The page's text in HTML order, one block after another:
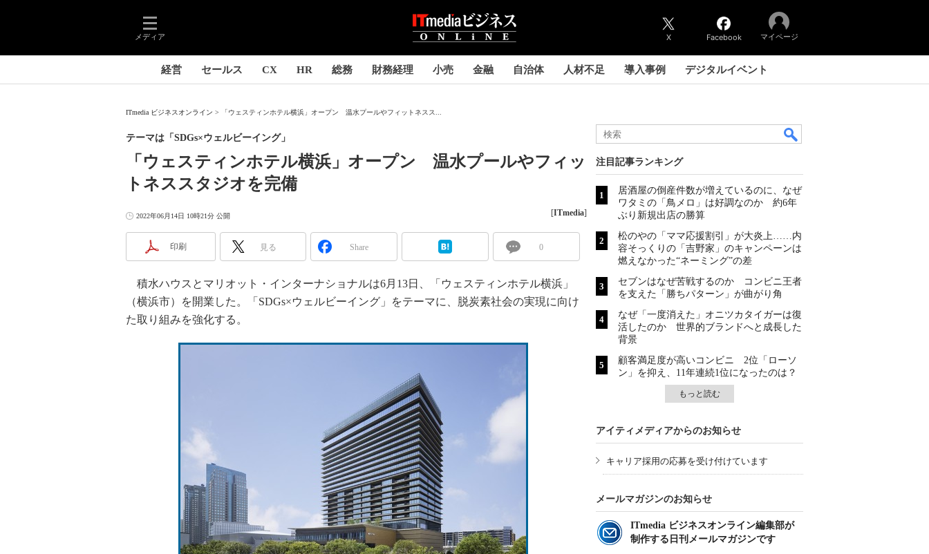
メディア X Facebook マイページ
経営 セールス CX HR 総務 財務経理 小売 金融 自治体 人材不足 導入事例 デジタルイベント
ITmedia ビジネスオンライン 「ウェスティンホテル横浜」オープン 温水プールやフィットネスス...
「ウェスティンホテル横浜」オープン 温水プールやフィッ
トネススタジオを完備
テーマは「SDGs×ウェルビーイング」
2022年06月14日 10時21分 公開 [ITmedia]
印刷 見る Share 0
積水ハウスとマリオット・インターナショナルは6月13日、「ウェスティンホテル横浜」
（横浜市）を開業した。「SDGs×ウェルビーイング」をテーマに、脱炭素社会の実現に向け
た取り組みを強化する。
注目記事ランキング
居酒屋の倒産件数が増えているのに、なぜ
ワタミの「鳥メロ」は好調なのか 約6年
ぶり新規出店の勝算
松のやの「ママ応援割引」が大炎上……内
容そっくりの「吉野家」のキャンペーンは
燃えなかった“ネーミング”の差
セブンはなぜ苦戦するのか コンビニ王者
を支えた「勝ちパターン」が曲がり角
なぜ「一度消えた」オニツカタイガーは復
活したのか 世界的ブランドへと成長した
背景
顧客満足度が高いコンビニ 2位「ローソ
ン」を抑え、11年連続1位になったのは？
もっと読む
アイティメディアからのお知らせ
キャリア採用の応募を受け付けています
メールマガジンのお知らせ
ITmedia ビジネスオンライン編集部が
制作する日刊メールマガジンです